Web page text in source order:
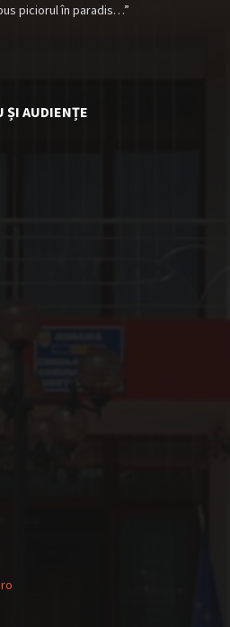
piciorul în paradis…”
ȘI AUDIENȚE